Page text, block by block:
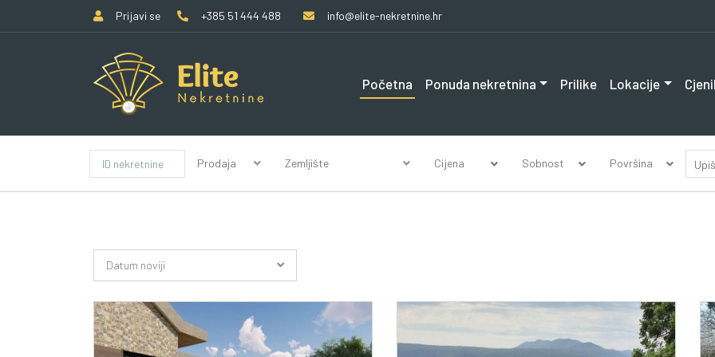
Prijavi se +385 51 444 488 info@elite-nekretnine.hr
Početna Ponuda nekretnina Prilike Lokacije
Prodaja Zemljište Cijena Sobnost Površina
Datum noviji